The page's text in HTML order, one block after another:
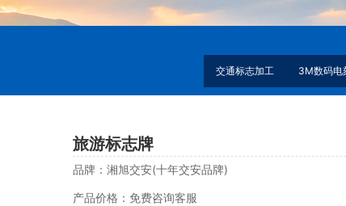
交通标志加工 3M数码电
旅游标志牌
品牌：湘旭交安(十年交安品牌)
产品价格：免费咨询客服